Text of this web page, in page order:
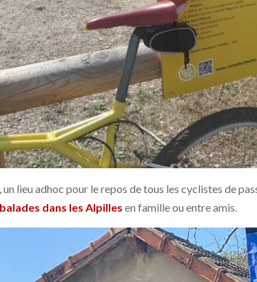
lieu adhoc pour le repos de tous les cyclistes de
balades dans les Alpilles en famille ou entre amis.